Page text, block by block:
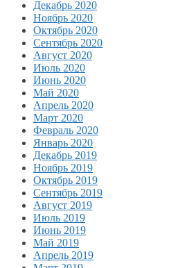
Декабрь 2020
Ноябрь 2020
Октябрь 2020
Сентябрь 2020
Август 2020
Июль 2020
Июнь 2020
Май 2020
Апрель 2020
Март 2020
Февраль 2020
Январь 2020
Декабрь 2019
Ноябрь 2019
Октябрь 2019
Сентябрь 2019
Август 2019
Июль 2019
Июнь 2019
Май 2019
Апрель 2019